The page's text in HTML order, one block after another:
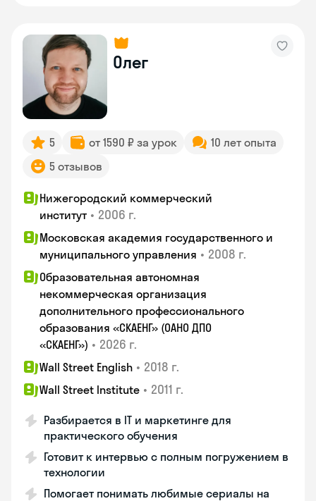
Олег
5 от 1590 ₽ за урок
10 лет опыта
5 отзывов
Нижегородский коммерческий
институт • 2006 г.
Московская академия государственного и
муниципального управления • 2008 г.
Образовательная автономная
некоммерческая организация
дополнительного профессионального
образования «СКАЕНГ» (ОАНО ДПО
«СКАЕНГ») • 2026 г.
Wall Street English • 2018 г.
Wall Street Institute • 2011 г.
Разбирается в IT и маркетинге для
практического обучения
Готовит к интервью с полным погружением в
технологии
Помогает понимать любимые сериалы на